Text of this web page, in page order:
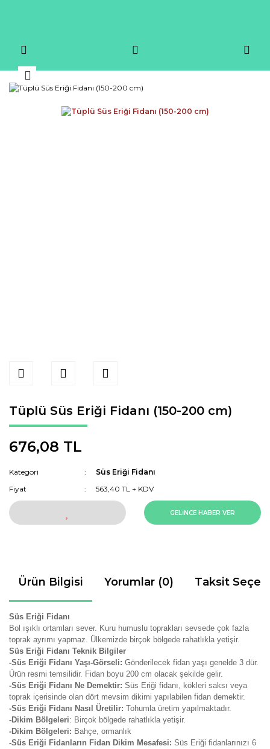
Tüplü Süs Eriği Fidanı (150-200 cm)
676,08 TL
Kategori
Süs Eriği Fidanı
Fiyat
563,40 TL + KDV
GELİNCE HABER VER
Ürün Bilgisi Yorumlar (0) Taksit
Süs Eriği Fidanı
Bol ışıklı ortamları sever. Kuru humuslu toprakları sevsede çok fazla
toprak ayrımı yapmaz. Ülkemizde birçok bölgede rahatlıkla yetişir.
Süs Eriği Fidanı Teknik Bilgiler
-Süs Eriği Fidanı Yaşı-Görseli: Gönderilecek fidan yaşı genelde 3 dür.
Ürün resmi temsilidir. Fidan boyu 200 cm olacak şekilde gelir.
-Süs Eriği Fidanı Ne Demektir: Süs Eriği fidanı, kökleri saksı veya
toprak içerisinde olan dört mevsim dikimi yapılabilen fidan demektir.
-Süs Eriği Fidanı Nasıl Üretilir: Tohumla üretim yapılmaktadır.
-Dikim Bölgeleri: Birçok bölgede rahatlıkla yetişir.
-Dikim Bölgeleri: Bahçe, ormanlık
-Süs Eriği Fidanların Fidan Dikim Mesafesi: Süs Eriği fidanlarınızı 6